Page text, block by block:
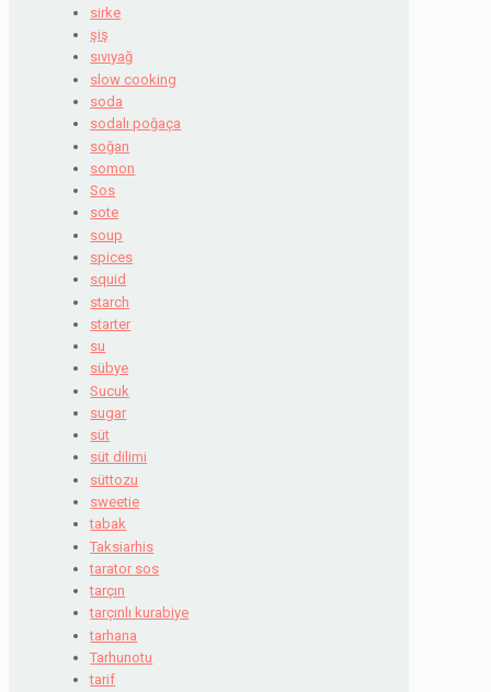
sirke
şiş
sıvıyağ
slow cooking
soda
sodalı poğaça
soğan
somon
Sos
sote
soup
spices
squid
starch
starter
su
sübye
Sucuk
sugar
süt
süt dilimi
süttozu
sweetie
tabak
Taksiarhis
tarator sos
tarçın
tarçınlı kurabiye
tarhana
Tarhunotu
tarif